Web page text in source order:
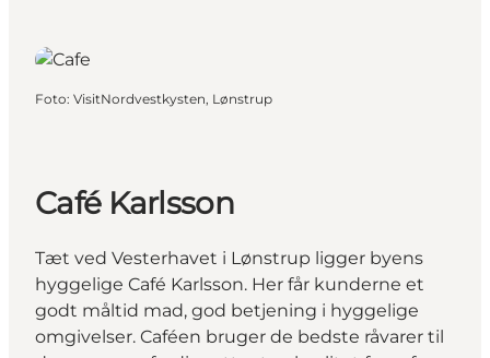
Foto: VisitNordvestkysten, Lønstrup
Café Karlsson
Tæt ved Vesterhavet i Lønstrup ligger byens
hyggelige Café Karlsson. Her får kunderne et
godt måltid mad, god betjening i hyggelige
omgivelser. Caféen bruger de bedste råvarer til